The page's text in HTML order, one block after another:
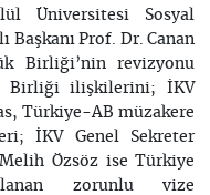
Üniversitesi Sosyal
Prof. Dr. Canan
Birliği’nin revizyonu
Birliği ilişkilerini; İKV
Türkiye-AB müzakere
İKV Genel Sekreter
Melih Özsöz ise Türkiye
zorunlu vize